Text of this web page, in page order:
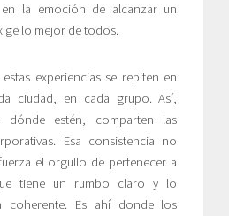
en la emoción de alcanzar un
lo mejor de todos.
experiencias se repiten en
ciudad, en cada grupo. Así,
estén, comparten las
Esa consistencia no
el orgullo de pertenecer a
tiene un rumbo claro y lo
coherente. Es ahí donde los